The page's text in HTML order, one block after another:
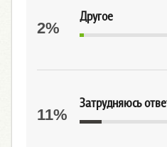
Другое
2%
Затрудняюсь
11%